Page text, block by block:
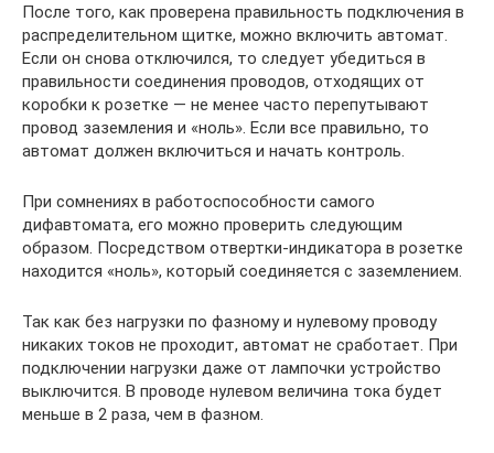
После того, как проверена правильность подключения в
распределительном щитке, можно включить автомат.
Если он снова отключился, то следует убедиться в
правильности соединения проводов, отходящих от
коробки к розетке — не менее часто перепутывают
провод заземления и «ноль». Если все правильно, то
автомат должен включиться и начать контроль.
При сомнениях в работоспособности самого
дифавтомата, его можно проверить следующим
образом. Посредством отвертки-индикатора в розетке
находится «ноль», который соединяется с заземлением.
Так как без нагрузки по фазному и нулевому проводу
никаких токов не проходит, автомат не сработает. При
подключении нагрузки даже от лампочки устройство
выключится. В проводе нулевом величина тока будет
меньше в 2 раза, чем в фазном.